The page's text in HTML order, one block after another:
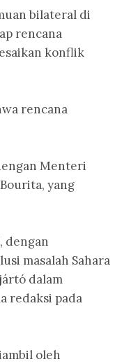
bilateral di
rencana
konflik
rencana
Menteri
yang
dengan
masalah Sahara
dalam
redaksi pada
oleh